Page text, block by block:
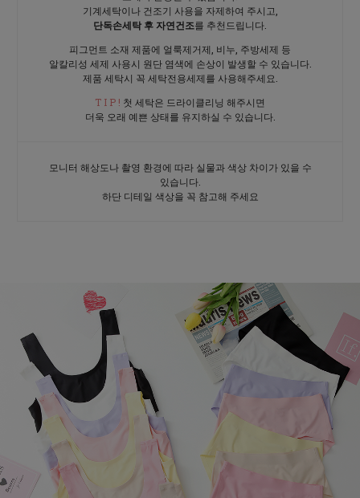
기계세탁이나 건조기 사용을 자제하여 주시고,
단독손세탁 후 자연건조를 추천드립니다.
피그먼트 소재 제품에 얼룩제거제, 비누, 주방세제 등
알칼리성 세제 사용시 원단 염색에 손상이 발생할 수 있습니다.
제품 세탁시 꼭 세탁전용세제를 사용해주세요.
T I P ! 첫 세탁은 드라이클리닝 해주시면
더욱 오래 예쁜 상태를 유지하실 수 있습니다.
모니터 해상도나 촬영 환경에 따라 실물과 색상 차이가 있을 수
있습니다.
하단 디테일 색상을 꼭 참고해 주세요